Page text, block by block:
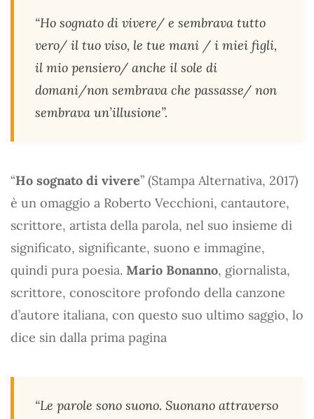
“Ho sognato di vivere/ e sembrava tutto
vero/ il tuo viso, le tue mani / i miei figli,
il mio pensiero/ anche il sole di
domani/non sembrava che passasse/ non
sembrava un’illusione”.
“Ho sognato di vivere” (Stampa Alternativa, 2017)
è un omaggio a Roberto Vecchioni, cantautore,
scrittore, artista della parola, nel suo insieme di
significato, significante, suono e immagine,
quindi pura poesia. Mario Bonanno, giornalista,
scrittore, conoscitore profondo della canzone
d’autore italiana, con questo suo ultimo saggio, lo
dice sin dalla prima pagina
“Le parole sono suono. Suonano attraverso